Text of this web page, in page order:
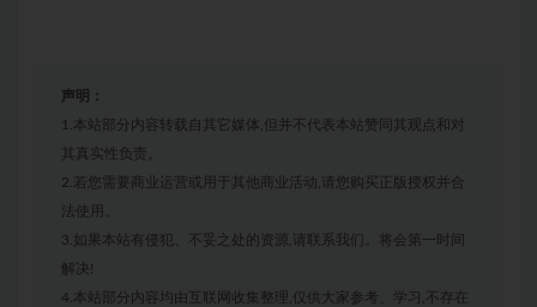
声明：
1.本站部分内容转载自其它媒体,但并不代表本站赞同其观点和对
其真实性负责。
2.若您需要商业运营或用于其他商业活动,请您购买正版授权并合
法使用。
3.如果本站有侵犯、不妥之处的资源,请联系我们。将会第一时间
解决!
4.本站部分内容均由互联网收集整理,仅供大家参考、学习,不存在